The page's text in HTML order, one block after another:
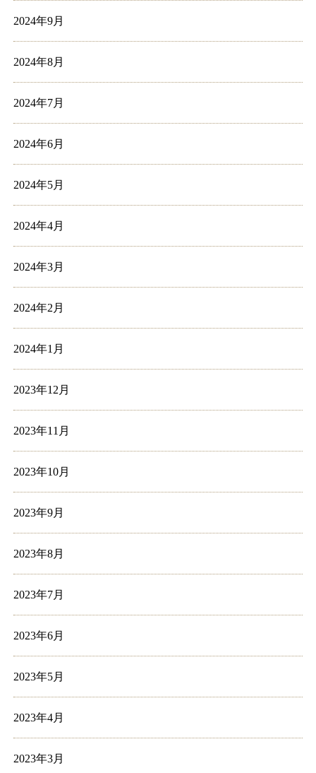
2024年9月
2024年8月
2024年7月
2024年6月
2024年5月
2024年4月
2024年3月
2024年2月
2024年1月
2023年12月
2023年11月
2023年10月
2023年9月
2023年8月
2023年7月
2023年6月
2023年5月
2023年4月
2023年3月